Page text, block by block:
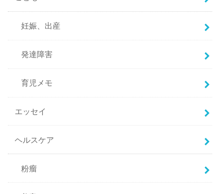
妊娠、出産
発達障害
育児メモ
エッセイ
ヘルスケア
粉瘤